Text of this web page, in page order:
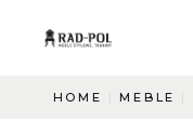
HOME MEBLE